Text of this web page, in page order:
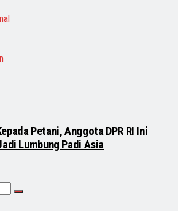
Petani, Anggota DPR RI Ini
Lumbung Padi Asia